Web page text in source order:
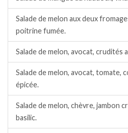
Salade de melon aux deux
poitrine fumée.
Salade de melon, avocat, crudités
Salade de melon, avocat, tomate,
épicée.
Salade de melon, chèvre, jambon
basilic.